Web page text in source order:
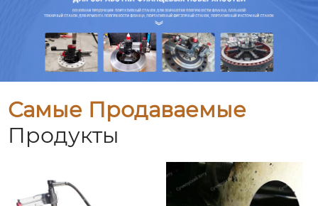
Самые Продаваемые
Продукты